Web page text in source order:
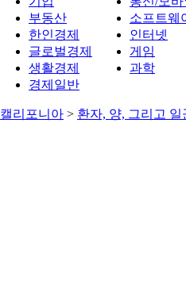
부동산
한인경제
글로벌경제
생활경제
경제일반
소프트웨
인터넷
게임
과학
캘리포니아 > 환자, 양, 그리고 일